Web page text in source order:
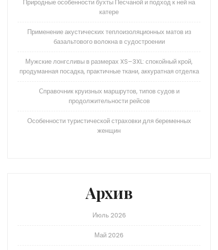
Природные особенности бухты Песчаной и подход к ней на
катере
Применение акустических теплоизоляционных матов из
базальтового волокна в судостроении
Мужские лонгсливы в размерах XS–3XL: спокойный крой,
продуманная посадка, практичные ткани, аккуратная отделка
Справочник круизных маршрутов, типов судов и
продолжительности рейсов
Особенности туристической страховки для беременных
женщин
Архив
Июль 2026
Май 2026